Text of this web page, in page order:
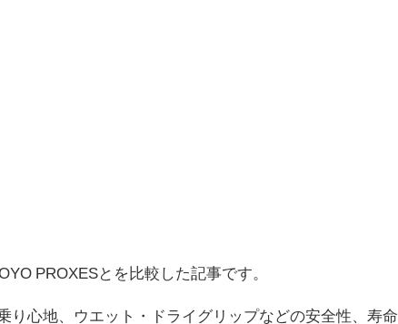
PROXESとを比較した記事です。
り心地、ウエット・ドライグリップなどの安全性、寿命